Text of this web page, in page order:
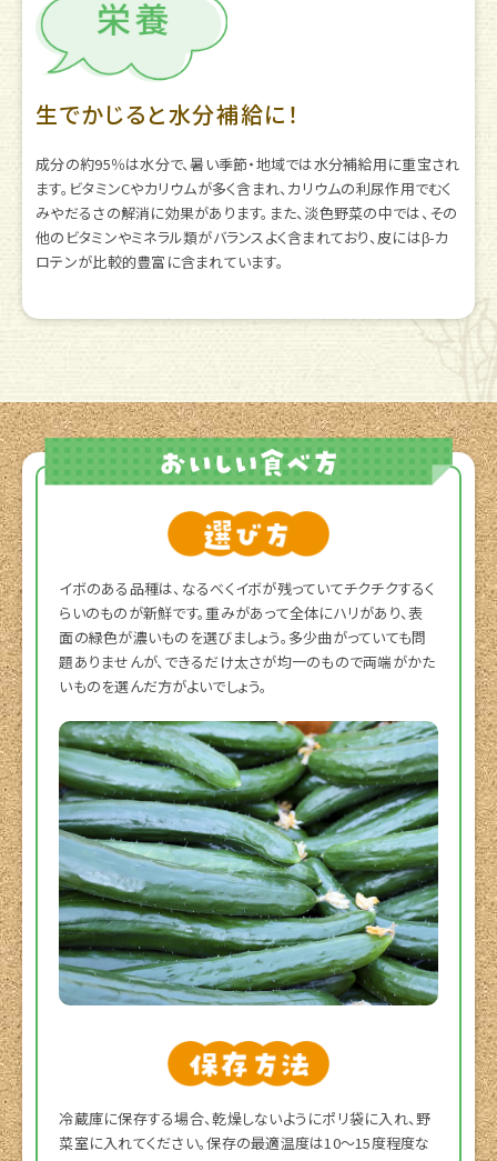
生でかじると水分補給に！
成分の約95％は水分で、暑い季節・地域では水分補給用に重宝され
ます。ビタミンCやカリウムが多く含まれ、カリウムの利尿作用でむく
みやだるさの解消に効果があります。また、淡色野菜の中では、その
他のビタミンやミネラル類がバランスよく含まれており、皮にはβ-カ
ロテンが比較的豊富に含まれています。
イボのある品種は、なるべくイボが残っていてチクチクするく
らいのものが新鮮です。重みがあって全体にハリがあり、表
面の緑色が濃いものを選びましょう。多少曲がっていても問
題ありませんが、できるだけ太さが均一のもので両端がかた
いものを選んだ方がよいでしょう。
冷蔵庫に保存する場合、乾燥しないようにポリ袋に入れ、野
菜室に入れてください。保存の最適温度は10～15度程度な